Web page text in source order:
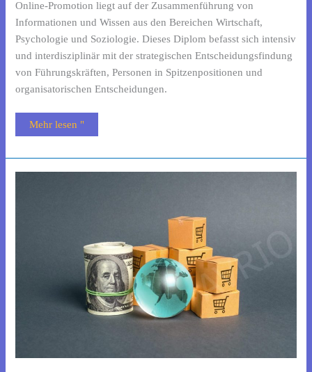
Online-Promotion liegt auf der Zusammenführung von
Informationen und Wissen aus den Bereichen Wirtschaft,
Psychologie und Soziologie. Dieses Diplom befasst sich intensiv
und interdisziplinär mit der strategischen Entscheidungsfindung
von Führungskräften, Personen in Spitzenpositionen und
organisatorischen Entscheidungen.
Mehr lesen "